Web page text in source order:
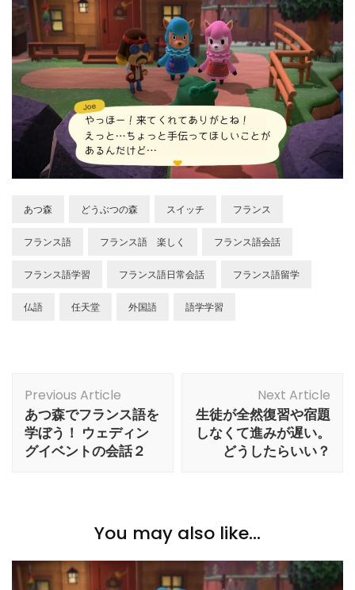
あつ森 どうぶつの森 スイッチ フランス
フランス語 フランス語 楽しく フランス語会話
フランス語学習 フランス語日常会話 フランス語留学
仏語 任天堂 外国語 語学学習
Navigation
Previous Article
あつ森でフランス語を
学ぼう！ ウェディン
グイベントの会話２
Next Article
生徒が全然復習や宿題
しなくて進みが遅い。
どうしたらいい？
You may also like...